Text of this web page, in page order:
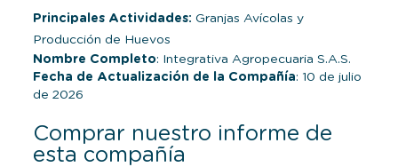
Principales Actividades: Granjas Avícolas y
Producción de Huevos
Nombre Completo: Integrativa Agropecuaria S.A.S.
Fecha de Actualización de la Compañía: 10 de julio
de 2026
Comprar nuestro informe de
esta compañía